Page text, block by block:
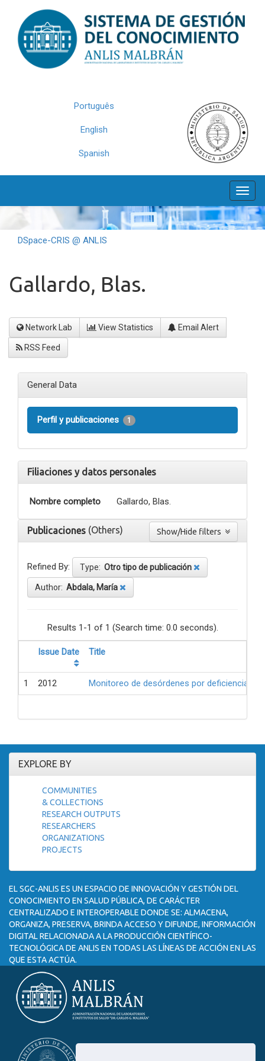
navigation
Português
English
Spanish
DSpace-CRIS @ ANLIS
Gallardo, Blas.
Network Lab View Statistics Email Alert
RSS Feed
General Data
Perfil y publicaciones 1
Filiaciones y datos personales
Nombre completo Gallardo, Blas.
Publicaciones (Others)
Refined By: Type: Otro tipo de publicación
Author: Abdala, María
Results 1-1 of 1 (Search time: 0.0 seconds).
Issue Date Title
1 2012 Monitoreo de desórdenes por deficiencia
EXPLORE BY
COMMUNITIES
& COLLECTIONS
RESEARCH OUTPUTS
RESEARCHERS
ORGANIZATIONS
PROJECTS
EL SGC-ANLIS ES UN ESPACIO DE INNOVACIÓN Y GESTIÓN DEL
CONOCIMIENTO EN SALUD PÚBLICA, DE CARÁCTER
CENTRALIZADO E INTEROPERABLE DONDE SE: ALMACENA,
ORGANIZA, PRESERVA, BRINDA ACCESO Y DIFUNDE, INFORMACIÓN
DIGITAL RELACIONADA A LA PRODUCCIÓN CIENTÍFICO-
TECNOLÓGICA DE ANLIS EN TODAS LAS LÍNEAS DE ACCIÓN EN LAS
QUE ESTA ACTÚA.